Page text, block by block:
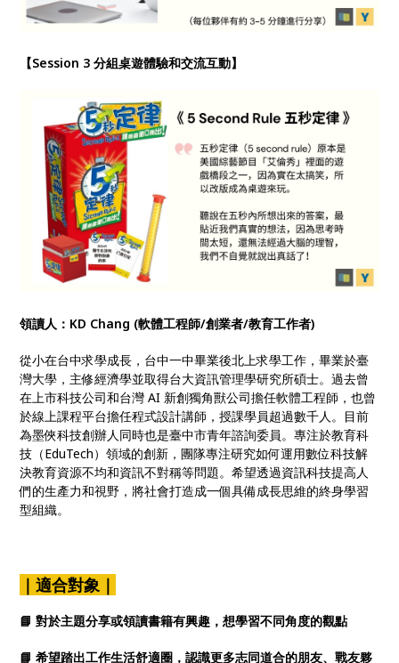
【Session 3 分組桌遊體驗和交流互動】
領讀人：KD Chang (軟體工程師/創業者/教育工作者)
從小在台中求學成長，台中一中畢業後北上求學工作，畢業於臺
灣大學，主修經濟學並取得台大資訊管理學研究所碩士。過去曾
在上市科技公司和台灣 AI 新創獨角獸公司擔任軟體工程師，也曾
於線上課程平台擔任程式設計講師，授課學員超過數千人。目前
為墨俠科技創辦人同時也是臺中市青年諮詢委員。專注於教育科
技（EduTech）領域的創新，團隊專注研究如何運用數位科技解
決教育資源不均和資訊不對稱等問題。希望透過資訊科技提高人
們的生產力和視野，將社會打造成一個具備成長思維的終身學習
型組織。
｜適合對象｜
📘 對於主題分享或領讀書籍有興趣，想學習不同角度的觀點
📘 希望踏出工作生活舒適圈，認識更多志同道合的朋友、戰友夥